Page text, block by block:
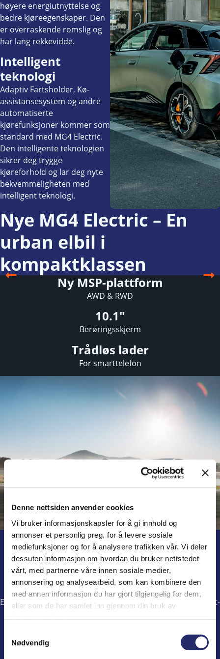
Denne nettsiden anvender cookies
Vi bruker informasjonskapsler for å gi innhold og
annonser et personlig preg, for å levere sosiale
mediefunksjoner og for å analysere trafikken vår. Vi deler
dessuten informasjon om hvordan du bruker nettstedet
vårt, med partnerne våre innen sosiale medier,
annonsering og analysearbeid, som kan kombinere den
med annen informasjon du har gjort tilgjengelig for dem,
eller som de har samlet inn gjennom din bruk av
Nødvendig
Nye MG4 Electric – En
urban elbil i
kompaktklassen
høyere energiutnyttelse og
bedre kjøreegenskaper. Den
er overraskende romslig og
har lang rekkevidde.
Intelligent
teknologi
Adaptiv Fartsholder, Kø-
assistansesystem og andre
automatiserte
kjørefunksjoner kommer som
standard med MG4 Electric.
Den intelligente teknologien
sikrer deg trygge
kjøreforhold og lar deg nyte
bekvemmeligheten med
intelligent teknologi.
Ny MSP-plattform
AWD & RWD
10.1"
Berøringsskjerm
Trådløs lader
For smarttelefon
MG iSMART
Helt nytt
tilkoblingssystem
Et intelligent nettverkssystem som integrerer bil-, internett-